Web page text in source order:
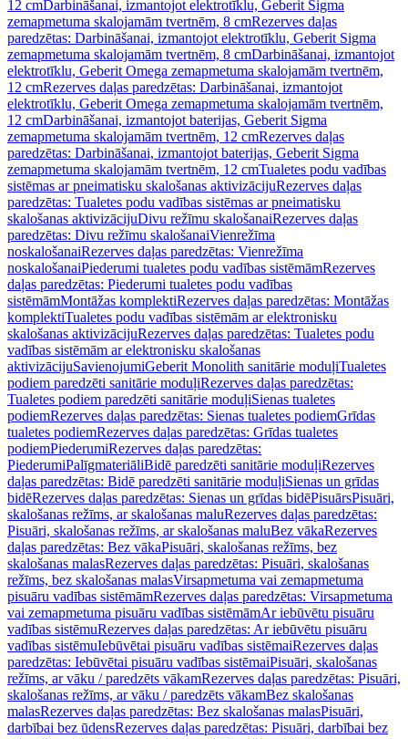
12 cmDarbināšanai, izmantojot elektrotīklu, Geberit Sigma
zemapmetuma skalojamām tvertnēm, 8 cmRezerves daļas
paredzētas: Darbināšanai, izmantojot elektrotīklu, Geberit Sigma
zemapmetuma skalojamām tvertnēm, 8 cmDarbināšanai, izmantojot
elektrotīklu, Geberit Omega zemapmetuma skalojamām tvertnēm,
12 cmRezerves daļas paredzētas: Darbināšanai, izmantojot
elektrotīklu, Geberit Omega zemapmetuma skalojamām tvertnēm,
12 cmDarbināšanai, izmantojot baterijas, Geberit Sigma
zemapmetuma skalojamām tvertnēm, 12 cmRezerves daļas
paredzētas: Darbināšanai, izmantojot baterijas, Geberit Sigma
zemapmetuma skalojamām tvertnēm, 12 cmTualetes podu vadības
sistēmas ar pneimatisku skalošanas aktivizācijuRezerves daļas
paredzētas: Tualetes podu vadības sistēmas ar pneimatisku
skalošanas aktivizācijuDivu režīmu skalošanaiRezerves daļas
paredzētas: Divu režīmu skalošanaiVienrežīma
noskalošanaiRezerves daļas paredzētas: Vienrežīma
noskalošanaiPiederumi tualetes podu vadības sistēmāmRezerves
daļas paredzētas: Piederumi tualetes podu vadības
sistēmāmMontāžas komplektiRezerves daļas paredzētas: Montāžas
komplektiTualetes podu vadības sistēmām ar elektronisku
skalošanas aktivizācijuRezerves daļas paredzētas: Tualetes podu
vadības sistēmām ar elektronisku skalošanas
aktivizācijuSavienojumiGeberit Monolith sanitārie moduļiTualetes
podiem paredzēti sanitārie moduļiRezerves daļas paredzētas:
Tualetes podiem paredzēti sanitārie moduļiSienas tualetes
podiemRezerves daļas paredzētas: Sienas tualetes podiemGrīdas
tualetes podiemRezerves daļas paredzētas: Grīdas tualetes
podiemPiederumiRezerves daļas paredzētas:
PiederumiPalīgmateriāliBidē paredzēti sanitārie moduļiRezerves
daļas paredzētas: Bidē paredzēti sanitārie moduļiSienas un grīdas
bidēRezerves daļas paredzētas: Sienas un grīdas bidēPisuārsPisuāri,
skalošanas režīms, ar skalošanas maluRezerves daļas paredzētas:
Pisuāri, skalošanas režīms, ar skalošanas maluBez vākaRezerves
daļas paredzētas: Bez vākaPisuāri, skalošanas režīms, bez
skalošanas malasRezerves daļas paredzētas: Pisuāri, skalošanas
režīms, bez skalošanas malasVirsapmetuma vai zemapmetuma
pisuāru vadības sistēmāmRezerves daļas paredzētas: Virsapmetuma
vai zemapmetuma pisuāru vadības sistēmāmAr iebūvētu pisuāru
vadības sistēmuRezerves daļas paredzētas: Ar iebūvētu pisuāru
vadības sistēmuIebūvētai pisuāru vadības sistēmaiRezerves daļas
paredzētas: Iebūvētai pisuāru vadības sistēmaiPisuāri, skalošanas
režīms, ar vāku / paredzēts vākamRezerves daļas paredzētas: Pisuāri,
skalošanas režīms, ar vāku / paredzēts vākamBez skalošanas
malasRezerves daļas paredzētas: Bez skalošanas malasPisuāri,
darbībai bez ūdensRezerves daļas paredzētas: Pisuāri, darbībai bez